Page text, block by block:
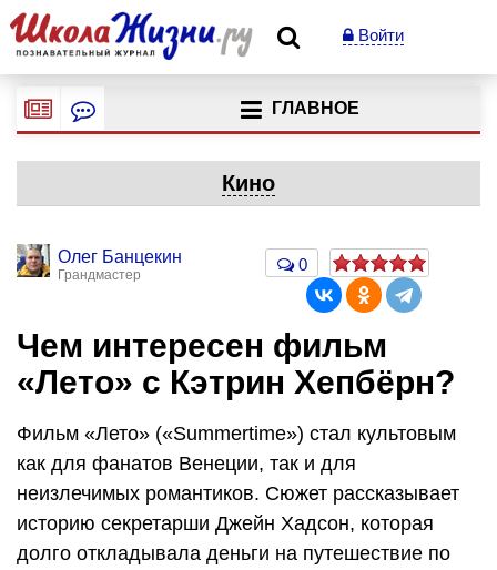
Войти
ГЛАВНОЕ
Кино
Олег Банцекин
Грандмастер
0
Чем интересен фильм
«Лето» с Кэтрин Хепбёрн?
Фильм «Лето» («Summertime») стал культовым
как для фанатов Венеции, так и для
неизлечимых романтиков. Сюжет рассказывает
историю секретарши Джейн Хадсон, которая
долго откладывала деньги на путешествие по